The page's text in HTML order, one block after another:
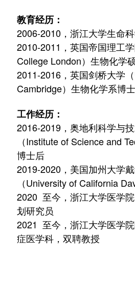
教育经历：
2006-2010，浙江大学生命
2010-2011，英国帝国理工
College London）生物化学
2011-2016，英国剑桥大学
Cambridge）生物化学系博士
工作经历：
2016-2019，奥地利科学与
（Institute of Science and
博士后
2019-2020，美国加州大学
（University of California
2020 至今，浙江大学医学
划研究员
2021 至今，浙江大学医学
症医学科，双聘教授